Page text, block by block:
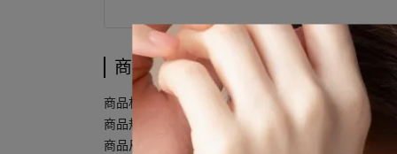
商品介紹
商品材質：合金+壓克力
商品規格：一對販售
商品尺寸：長1.2 x 寬1.2 cm